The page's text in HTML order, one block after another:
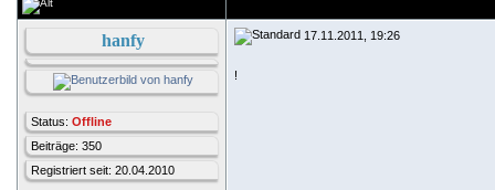
hanfy
Status: Offline
Beiträge: 350
Registriert seit: 20.04.2010
17.11.2011, 19:26
!